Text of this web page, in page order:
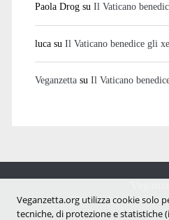
Paola Drogsu Il Vaticano
lucasu Il Vaticano benedice gli
Veganzettasu Il Vaticano
Notizie dal mondo
Veganzetta.org utilizza cookie solo
tecniche, di protezione e statistiche